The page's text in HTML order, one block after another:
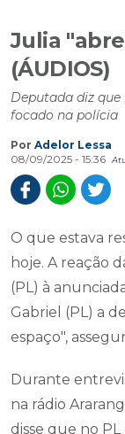
Julia
(ÁUDIOS)
Deputada diz
focado na polícia
Por Adelor Lessa
08/09/2025 - 15:36
O que estava
hoje. A reação
(PL) à
Gabriel (PL) a
espaço",
Durante
na rádio
disse que no PL